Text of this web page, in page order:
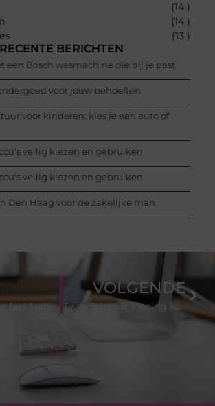
(14 )
(14 )
(13 )
RECENTE BERICHTEN
een Bosch wasmachine die bij je past
voor jouw behoeften
voor kinderen: kies je een auto of
veilig kiezen en gebruiken
veilig kiezen en gebruiken
Den Haag voor de zakelijke man
Eco kleding vs fast fashion: wat is het verschil? (2026)
VOLGENDE
Tweedehands kleding kopen: tips voor beginners (2026)